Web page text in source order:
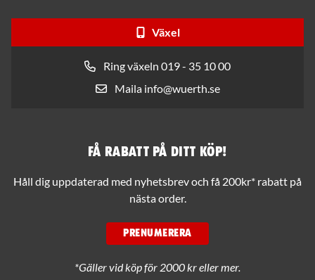
Växel
Ring växeln 019 - 35 10 00
Maila info@wuerth.se
Få rabatt på ditt köp!
Håll dig uppdaterad med nyhetsbrev och få 200kr* rabatt på
nästa order.
PRENUMERERA
*Gäller vid köp för 2000 kr eller mer.